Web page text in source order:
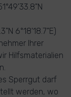
6°18'18.7"E)
Ihrer
Hilfsmaterialien
Sperrgut darf
werden, wo